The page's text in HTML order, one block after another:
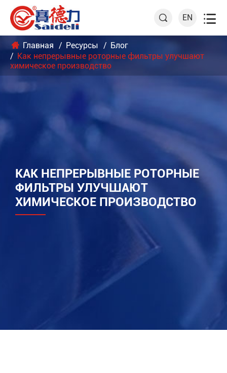
 EN 
Главная Ресурсы
Блог
Как непрерывные роторные фильтры улучшают
химическое производство
КАК НЕПРЕРЫВНЫЕ РОТОРНЫЕ
ФИЛЬТРЫ УЛУЧШАЮТ
ХИМИЧЕСКОЕ ПРОИЗВОДСТВО